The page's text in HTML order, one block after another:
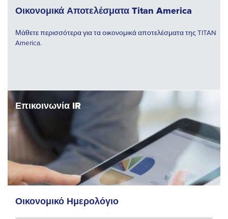
Οικονομικά Αποτελέσματα Titan America
Μάθετε περισσότερα για τα οικονομικά αποτελέσματα της TITAN
America.
Επικοινωνία IR
Οικονομικό Ημερολόγιο